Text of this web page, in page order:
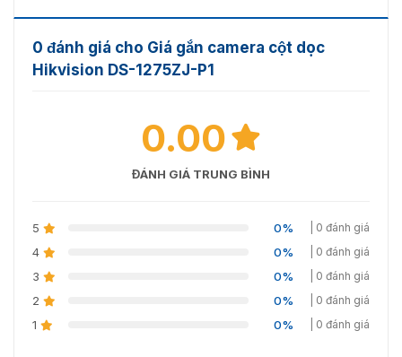
0 đánh giá cho Giá gắn camera cột dọc
Hikvision DS-1275ZJ-P1
0.00
ĐÁNH GIÁ TRUNG BÌNH
5 0% | 0 đánh giá
4 0% | 0 đánh giá
3 0% | 0 đánh giá
2 0% | 0 đánh giá
1 0% | 0 đánh giá